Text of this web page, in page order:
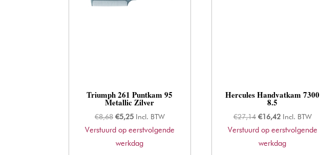
Triumph 261 Puntkam 95
Metallic Zilver
€8,68 Oorspronkelijke
prijs
was:
€5,25Huidige
prijs
is:
Incl. BTW
Verstuurd op eerstvolgende
werkdag
Hercules Handvatkam 7300
8.5
€27,14 Oorspronkelijke
prijs
was:
€16,42Huidige
prijs
is:
Incl. BTW
Verstuurd op eerstvolgende
werkdag